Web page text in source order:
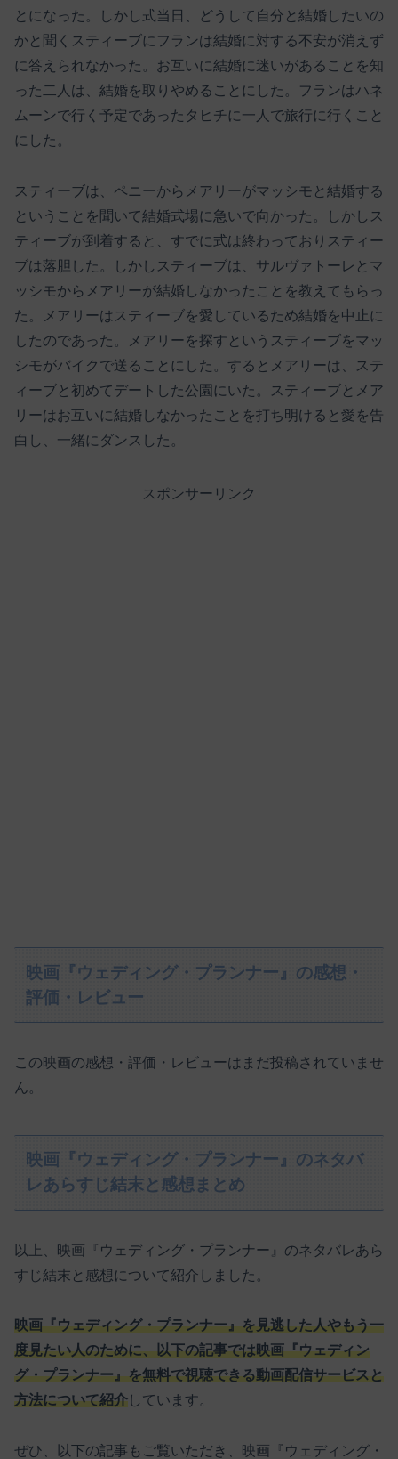
とになった。しかし式当日、どうして自分と結婚したいの
かと聞くスティーブにフランは結婚に対する不安が消えず
に答えられなかった。お互いに結婚に迷いがあることを知
った二人は、結婚を取りやめることにした。フランはハネ
ムーンで行く予定であったタヒチに一人で旅行に行くこと
にした。
スティーブは、ペニーからメアリーがマッシモと結婚する
ということを聞いて結婚式場に急いで向かった。しかしス
ティーブが到着すると、すでに式は終わっておりスティー
ブは落胆した。しかしスティーブは、サルヴァトーレとマ
ッシモからメアリーが結婚しなかったことを教えてもらっ
た。メアリーはスティーブを愛しているため結婚を中止に
したのであった。メアリーを探すというスティーブをマッ
シモがバイクで送ることにした。するとメアリーは、ステ
ィーブと初めてデートした公園にいた。スティーブとメア
リーはお互いに結婚しなかったことを打ち明けると愛を告
白し、一緒にダンスした。
スポンサーリンク
映画『ウェディング・プランナー』の感想・
評価・レビュー
この映画の感想・評価・レビューはまだ投稿されていませ
ん。
映画『ウェディング・プランナー』のネタバ
レあらすじ結末と感想まとめ
以上、映画『ウェディング・プランナー』のネタバレあら
すじ結末と感想について紹介しました。
映画『ウェディング・プランナー』を見逃した人やもう一
度見たい人のために、以下の記事では映画『ウェディン
グ・プランナー』を無料で視聴できる動画配信サービスと
方法について紹介 しています。
ぜひ、以下の記事もご覧いただき、映画『ウェディング・